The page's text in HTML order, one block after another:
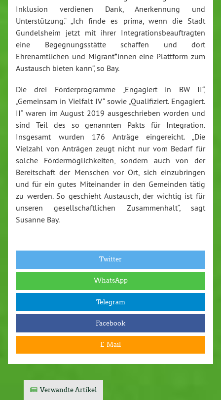
Inklusion verdienen Dank, Anerkennung und
Unterstützung.“ „Ich finde es prima, wenn die Stadt
Gundelsheim jetzt mit ihrer Integrationsbeauftragten
eine Begegnungsstätte schaffen und dort
Ehrenamtlichen und Migrant*innen eine Plattform zum
Austausch bieten kann“, so Bay.
Die drei Förderprogramme „Engagiert in BW II“,
„Gemeinsam in Vielfalt IV“ sowie „Qualifiziert. Engagiert.
II“ waren im August 2019 ausgeschrieben worden und
sind Teil des so genannten Pakts für Integration.
Insgesamt wurden 176 Anträge eingereicht. „Die
Vielzahl von Anträgen zeugt nicht nur vom Bedarf für
solche Fördermöglichkeiten, sondern auch von der
Bereitschaft der Menschen vor Ort, sich einzubringen
und für ein gutes Miteinander in den Gemeinden tätig
zu werden. So geschieht Austausch, der wichtig ist für
unseren gesellschaftlichen Zusammenhalt“, sagt
Susanne Bay.
Twitter
WhatsApp
Telegram
Facebook
E-Mail
Verwandte Artikel